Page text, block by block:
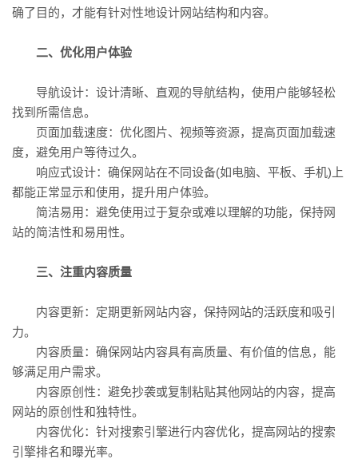
确了目的，才能有针对性地设计网站结构和内容。
二、优化用户体验
导航设计：设计清晰、直观的导航结构，使用户能够轻松
找到所需信息。
页面加载速度：优化图片、视频等资源，提高页面加载速
度，避免用户等待过久。
响应式设计：确保网站在不同设备(如电脑、平板、手机)上
都能正常显示和使用，提升用户体验。
简洁易用：避免使用过于复杂或难以理解的功能，保持网
站的简洁性和易用性。
三、注重内容质量
内容更新：定期更新网站内容，保持网站的活跃度和吸引
力。
内容质量：确保网站内容具有高质量、有价值的信息，能
够满足用户需求。
内容原创性：避免抄袭或复制粘贴其他网站的内容，提高
网站的原创性和独特性。
内容优化：针对搜索引擎进行内容优化，提高网站的搜索
引擎排名和曝光率。